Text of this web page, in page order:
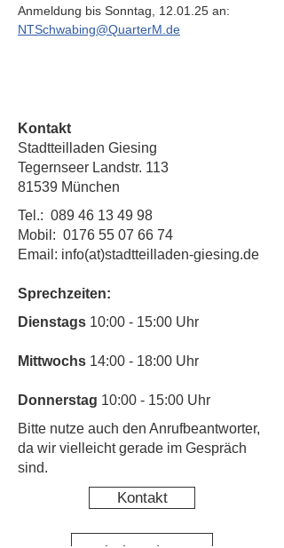
Anmeldung bis Sonntag, 12.01.25 an:
NTSchwabing@QuarterM.de
Kontakt
Stadtteilladen Giesing
Tegernseer Landstr. 113
81539 München
Tel.: 089 46 13 49 98
Mobil: 0176 55 07 66 74
Email: info(at)stadtteilladen-giesing.de
Sprechzeiten:
​Dienstags 10:00 - 15:00 Uhr
Mittwochs 14:00 - 18:00 Uhr
Donnerstag 10:00 - 15:00 Uhr
​Bitte nutze auch den Anrufbeantworter,
da wir vielleicht gerade im Gespräch
sind.
Kontakt